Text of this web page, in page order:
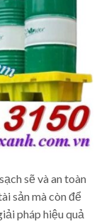
sẽ và an toàn
sản mà còn để
pháp hiệu quả